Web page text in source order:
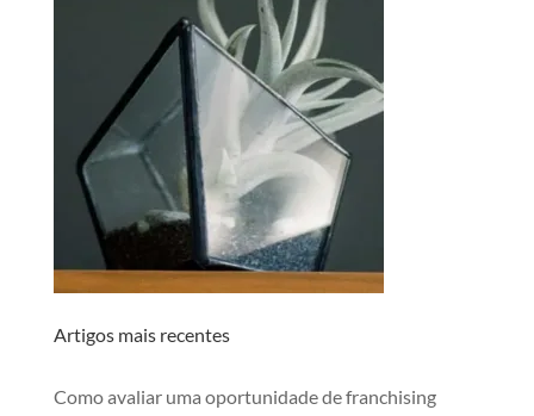
Artigos mais recentes
Como avaliar uma oportunidade de franchising